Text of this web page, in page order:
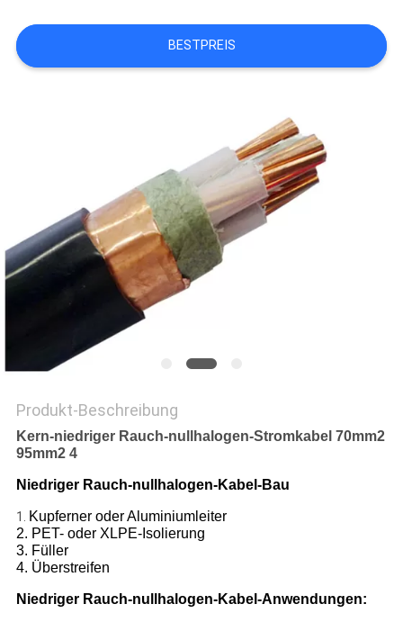
FORDERN
SIE
PRIVACY
POLICY
BESTPREIS
Produkt-Beschreibung
Kern-niedriger Rauch-nullhalogen-Stromkabel 70mm2
95mm2 4
Niedriger Rauch-nullhalogen-Kabel-Bau
1. Kupferner oder Aluminiumleiter
2. PET- oder XLPE-Isolierung
3. Füller
4. Überstreifen
Niedriger Rauch-nullhalogen-Kabel-Anwendungen: